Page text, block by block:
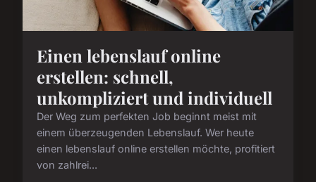
Einen lebenslauf online
erstellen: schnell,
unkompliziert und individuell
Der Weg zum perfekten Job beginnt meist mit
einem überzeugenden Lebenslauf. Wer heute
einen lebenslauf online erstellen möchte, profitiert
von zahlrei...